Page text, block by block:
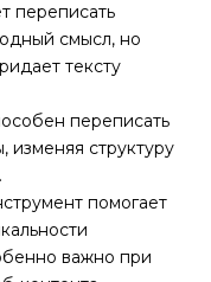
переписать
смысл, но
тексту
переписать
изменяя структуру
помогает
важно при